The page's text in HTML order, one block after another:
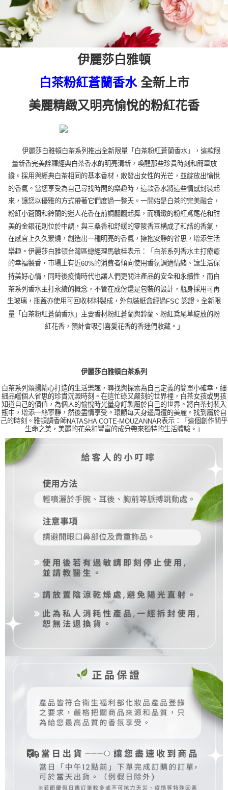
伊麗莎白雅頓
白茶粉紅蒼蘭香水 全新上市
美麗精緻又明亮愉悅的粉紅花香
伊麗莎白雅頓白茶系列推出全新限量「白茶粉紅蒼蘭香水」，這款限
量新香完美詮釋經典白茶香水的明亮清新，喚醒那些珍貴時刻和簡單放
縱。採用與經典白茶相同的基本香材，散發出女性的光芒，並綻放出愉悅
的香氣。當您享受為自己尋找時間的樂趣時，這款香水將這些情感封裝起
來，讓您以優雅的方式帶著它們度過一整天。一開始是白茶的完美融合，
粉紅小蒼蘭和鈴蘭的迷人花香在前調翩翩起舞，而精緻的粉紅鳶尾花和甜
美的金銀花則位於中調，與三桑香和舒緩的零陵香豆構成了和諧的香氣，
在感官上久久縈繞，創造出一種明亮的香氣，擁抱安靜的省思，增添生活
樂趣。伊麗莎白雅頓台灣區總經理馬敏桂表示：「白茶系列香水主打療癒
的幸福製香，市場上有近60%的消費者傾向使用香氛調適情緒、讓生活保
持美好心情，同時後疫情時代也讓人們更關注產品的安全和永續性，而白
茶系列香水主打永續的概念，不管在成份還是包裝的設計，瓶身採用可再
生玻璃，瓶蓋亦使用可回收材料製成，外包裝紙盒經過FSC 認證。全新限
量「白茶粉紅蒼蘭香水」主要香材粉紅蒼蘭與鈴蘭、粉紅鳶尾草綻放的粉
紅花香，預計會吸引喜愛花香的香迷們收藏。」
伊麗莎白雅頓白茶系列
白茶系列頌揚精心打造的生活樂趣，尋找與探索為自己定義的簡單小確幸，細
細品嚐個人省思的珍貴沉澱時刻。在這忙碌又嚴刻的世界裡，白茶女孩或男孩
知道自己的價值，為個人的愉悅時光量身訂製屬於自己的世界。將白茶封裝入
瓶中，增添一絲寧靜，然後盡情享受。環顧每天身邊周遭的美麗。找到屬於自
己的時刻。雅頓調香師NATASHA COTE-MOUZANNAR表示：「這個創作關乎
生命之美，美麗的花朵和豐富的成分帶來獨特的生活體驗。」